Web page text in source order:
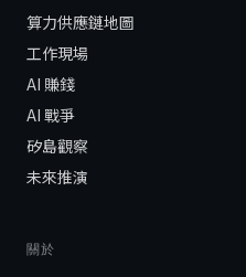
算力供應鏈地圖
工作現場
AI 賺錢
AI 戰爭
矽島觀察
未來推演
關於